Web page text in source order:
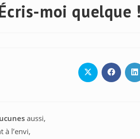
moi quelque !
Ouvrir
dans
Ouvrir
dans
aussi,
à l’envi,